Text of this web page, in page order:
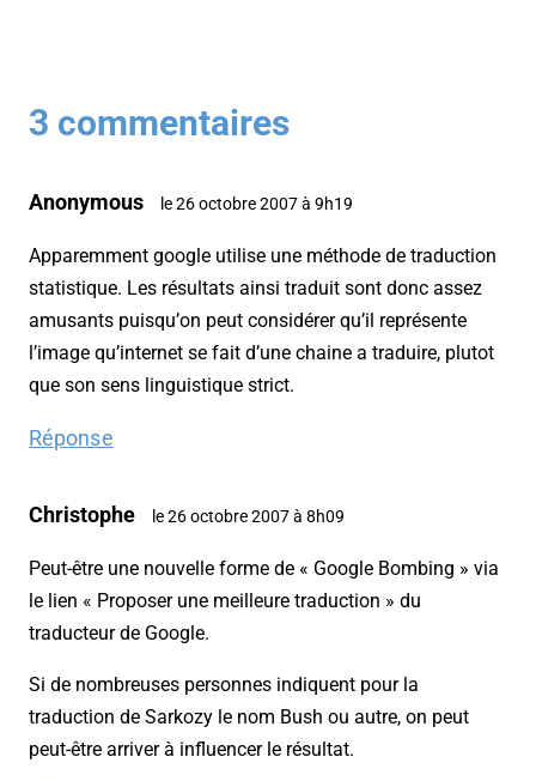
3 commentaires
Anonymous le 26 octobre 2007 à 9h19
Apparemment google utilise une méthode de traduction
statistique. Les résultats ainsi traduit sont donc assez
amusants puisqu’on peut considérer qu’il représente
l’image qu’internet se fait d’une chaine a traduire, plutot
que son sens linguistique strict.
Réponse
Christophe le 26 octobre 2007 à 8h09
Peut-être une nouvelle forme de « Google Bombing » via
le lien « Proposer une meilleure traduction » du
traducteur de Google.
Si de nombreuses personnes indiquent pour la
traduction de Sarkozy le nom Bush ou autre, on peut
peut-être arriver à influencer le résultat.